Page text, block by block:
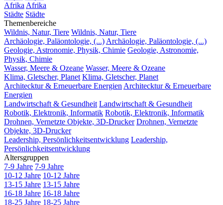
Afrika Afrika
Städte Städte
Themenbereiche
Wildnis, Natur, Tiere Wildnis, Natur, Tiere
Archäologie, Paläontologie, (...) Archäologie, Paläontologie, (...)
Geologie, Astronomie, Physik, Chimie Geologie, Astronomie,
Physik, Chimie
Wasser, Meere & Ozeane Wasser, Meere & Ozeane
Klima, Gletscher, Planet Klima, Gletscher, Planet
Architecktur & Erneuerbare Energien Architecktur & Erneuerbare
Energien
Landwirtschaft & Gesundheit Landwirtschaft & Gesundheit
Robotik, Elektronik, Informatik Robotik, Elektronik, Informatik
Drohnen, Vernetzte Objekte, 3D-Drucker Drohnen, Vernetzte
Objekte, 3D-Drucker
Leadership, Persönlichkeitsentwicklung Leadership,
Persönlichkeitsentwicklung
Altersgruppen
7-9 Jahre 7-9 Jahre
10-12 Jahre 10-12 Jahre
13-15 Jahre 13-15 Jahre
16-18 Jahre 16-18 Jahre
18-25 Jahre 18-25 Jahre